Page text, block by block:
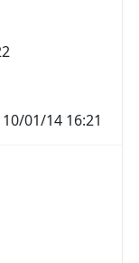
10/01/14 16:21